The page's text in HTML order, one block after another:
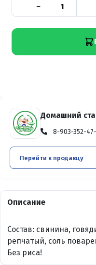
−
Домашний
8-903-352-
Перейти к продавцу
Описание
Состав: свинина,
репчатый, соль
Без риса!